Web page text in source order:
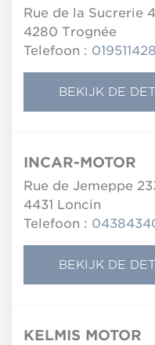
Rue de la Sucrerie
4280 Trognée
Telefoon : 019511428
BEKIJK DE
INCAR-MOTOR
Rue de Jemeppe
4431 Loncin
Telefoon :
BEKIJK DE
KELMIS MOTOR